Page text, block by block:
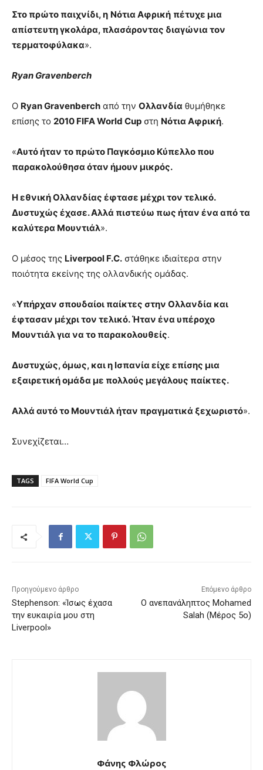
Στο πρώτο παιχνίδι, η Νότια Αφρική πέτυχε μια
απίστευτη γκολάρα, πλασάροντας διαγώνια τον
τερματοφύλακα».
Ryan Gravenberch
Ο Ryan Gravenberch από την Ολλανδία θυμήθηκε
επίσης το 2010 FIFA World Cup στη Νότια Αφρική.
«Αυτό ήταν το πρώτο Παγκόσμιο Κύπελλο που
παρακολούθησα όταν ήμουν μικρός.
Η εθνική Ολλανδίας έφτασε μέχρι τον τελικό.
Δυστυχώς έχασε. Αλλά πιστεύω πως ήταν ένα από τα
καλύτερα Μουντιάλ».
Ο μέσος της Liverpool F.C. στάθηκε ιδιαίτερα στην
ποιότητα εκείνης της ολλανδικής ομάδας.
«Υπήρχαν σπουδαίοι παίκτες στην Ολλανδία και
έφτασαν μέχρι τον τελικό. Ήταν ένα υπέροχο
Μουντιάλ για να το παρακολουθείς.
Δυστυχώς, όμως, και η Ισπανία είχε επίσης μια
εξαιρετική ομάδα με πολλούς μεγάλους παίκτες.
Αλλά αυτό το Μουντιάλ ήταν πραγματικά ξεχωριστό».
Συνεχίζεται…
TAGS FIFA World Cup
Προηγούμενο άρθρο
Stephenson: «Ίσως έχασα
την ευκαιρία μου στη
Liverpool»
Επόμενο άρθρο
Ο ανεπανάληπτος Mohamed
Salah (Μέρος 5ο)
Φάνης Φλώρος